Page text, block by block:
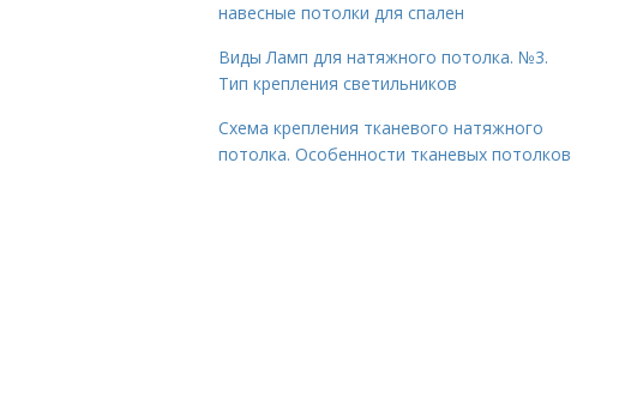
навесные потолки для спален
Виды Ламп для натяжного потолка. №3.
Тип крепления светильников
Схема крепления тканевого натяжного
потолка. Особенности тканевых потолков